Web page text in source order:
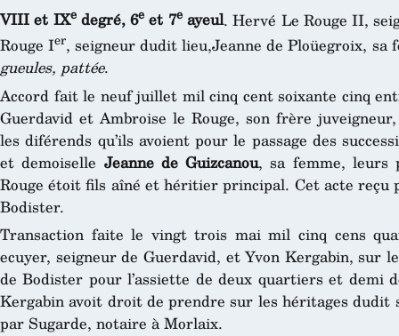
VIII et IXedegré, 6e et 7eayeul. Hervé Le Rouge II,
Rouge Ier, seigneur dudit lieu,Jeanne de Ploüegroix, sa
gueules, pattée.
Accord fait le neuf juillet mil cinq cent soixante cinq
Guerdavid et Ambroise le Rouge, son frère
les diférends qu’ils avoient pour le passage des
et demoiselle Jeanne de Guizcanou, sa femme,
Rouge étoit fils aîné et héritier principal. Cet acte reçu
Bodister.
Transaction faite le vingt trois mai mil cinq cens
ecuyer, seigneur de Guerdavid, et Yvon Kergabin, sur
de Bodister pour l’assiette de deux quartiers et demi
Kergabin avoit droit de prendre sur les héritages dudit
par Sugarde, notaire à Morlaix.